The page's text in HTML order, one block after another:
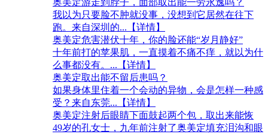
奥美定游走到脖子，面部取出能一劳永逸吗？
我以为只要脸不肿就没事，没想到它居然在往下
跑。来自深圳的...【详情】
奥美定危害潜伏十年，你的脸还能“岁月静好”
十年前打的苹果肌，一直摸着不痛不痒，就以为什
么事都没有。 ...【详情】
奥美定取出能不留后患吗？
如果身体里住着一个会动的异物，会是怎样一种感
受？来自东莞...【详情】
奥美定注射后眼睛下面鼓起两个包，取出来能恢
49岁的孔女士，九年前注射了奥美定填充泪沟和眼